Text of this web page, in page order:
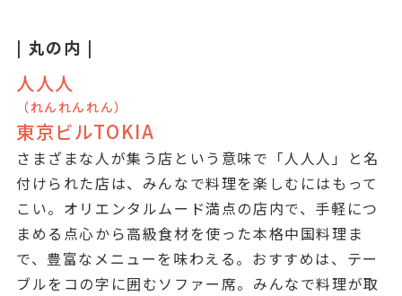
| 丸の内 |
人人人
（れんれんれん）
東京ビルTOKIA
さまざまな人が集う店という意味で「人人人」と名
付けられた店は、みんなで料理を楽しむにはもって
こい。オリエンタルムード満点の店内で、手軽につ
まめる点心から高級食材を使った本格中国料理ま
で、豊富なメニューを味わえる。おすすめは、テー
ブルをコの字に囲むソファー席。みんなで料理が取